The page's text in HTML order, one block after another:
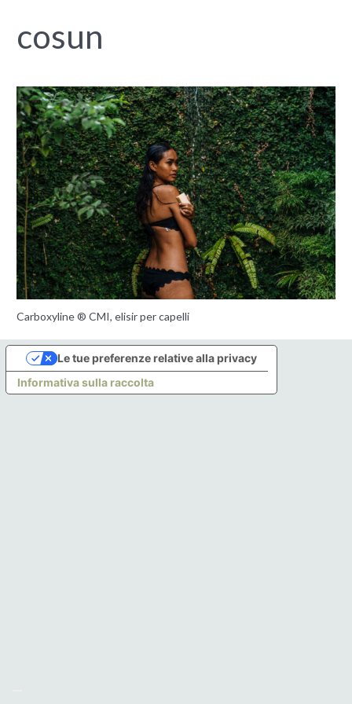
cosun
Carboxyline ® CMI, elisir per capelli
Informativa sulla raccolta
Le tue preferenze relative alla privacy